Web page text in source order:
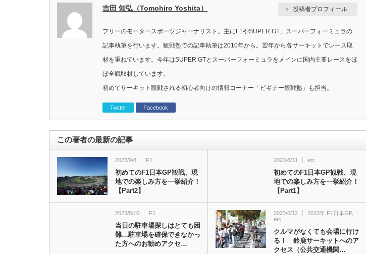
吉田 知弘（Tomohiro Yoshita） 投稿者プロフィール
フリーのモータースポーツジャーナリスト。主にF1やSUPER GT、スーパーフォーミュラの
記事執筆を行います。観戦塾での記事執筆は2010年から。翌年から各サーキットでレース取
材を重ねています。今年はSUPER GTとスーパーフォーミュラをメインに国内主要レースをほ
ぼ全戦取材しています。
初めてサーキット観戦される初心者向けの情報コーナー「ビギナー観戦塾」も担当。
Twitter Facebook
この著者の最新の記事
2023/9/8 F1
初めてのF1日本GP観戦、現
地での楽しみ方を一挙紹介！
【Part2】
2023/8/31 etc
初めてのF1日本GP観戦、現
地での楽しみ方を一挙紹介！
【Part1】
2023/8/10 F1
当日の駐車場探しはとても困
難…駐車場を確保できなかっ
た方へのお勧めアクセ…
2023/6/12 2023年 F1日本GP,
etc
クルマがなくても会場に行け
る！ 鈴鹿サーキットへのア
クセス（公共交通機関…